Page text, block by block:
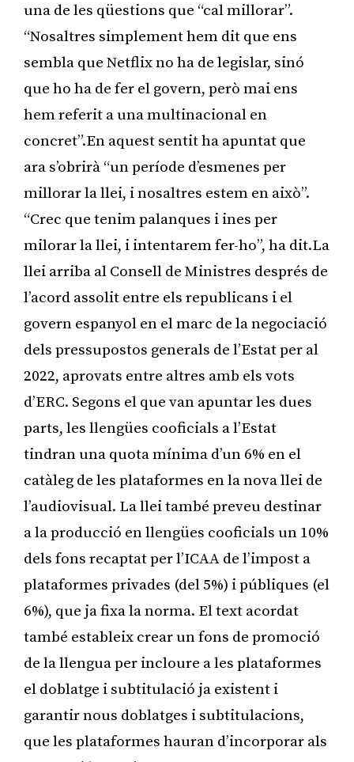
una de les qüestions que “cal millorar”.
“Nosaltres simplement hem dit que ens
sembla que Netflix no ha de legislar, sinó
que ho ha de fer el govern, però mai ens
hem referit a una multinacional en
concret”.En aquest sentit ha apuntat que
ara s’obrirà “un període d’esmenes per
millorar la llei, i nosaltres estem en això”.
“Crec que tenim palanques i ines per
milorar la llei, i intentarem fer-ho”, ha dit.La
llei arriba al Consell de Ministres després de
l’acord assolit entre els republicans i el
govern espanyol en el marc de la negociació
dels pressupostos generals de l’Estat per al
2022, aprovats entre altres amb els vots
d’ERC. Segons el que van apuntar les dues
parts, les llengües cooficials a l’Estat
tindran una quota mínima d’un 6% en el
catàleg de les plataformes en la nova llei de
l’audiovisual. La llei també preveu destinar
a la producció en llengües cooficials un 10%
dels fons recaptat per l’ICAA de l’impost a
plataformes privades (del 5%) i públiques (el
6%), que ja fixa la norma. El text acordat
també estableix crear un fons de promoció
de la llengua per incloure a les plataformes
el doblatge i subtitulació ja existent i
garantir nous doblatges i subtitulacions,
que les plataformes hauran d’incorporar als